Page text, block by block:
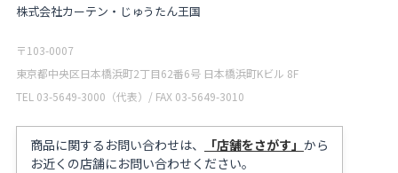
株式会社カーテン・じゅうたん王国
〒103-0007
東京都中央区日本橋浜町2丁目62番6号 日本橋浜町Kビル 8F
TEL 03-5649-3000（代表）/ FAX 03-5649-3010
商品に関するお問い合わせは、 「店舗をさがす」 から
お近くの店舗にお問い合わせください。